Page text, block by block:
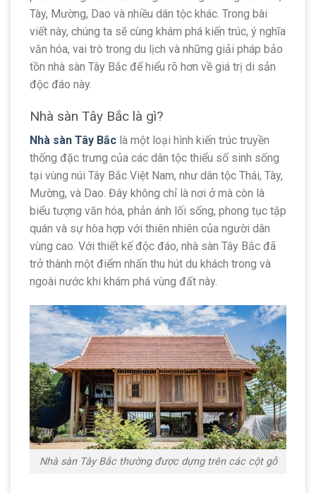
Tày, Mường, Dao và nhiều dân tộc khác. Trong bài
viết này, chúng ta sẽ cùng khám phá kiến trúc, ý nghĩa
văn hóa, vai trò trong du lịch và những giải pháp bảo
tồn nhà sàn Tây Bắc để hiểu rõ hơn về giá trị di sản
độc đáo này.
Nhà sàn Tây Bắc là gì?
Nhà sàn Tây Bắc là một loại hình kiến trúc truyền
thống đặc trưng của các dân tộc thiểu số sinh sống
tại vùng núi Tây Bắc Việt Nam, như dân tộc Thái, Tày,
Mường, và Dao. Đây không chỉ là nơi ở mà còn là
biểu tượng văn hóa, phản ánh lối sống, phong tục tập
quán và sự hòa hợp với thiên nhiên của người dân
vùng cao. Với thiết kế độc đáo, nhà sàn Tây Bắc đã
trở thành một điểm nhấn thu hút du khách trong và
ngoài nước khi khám phá vùng đất này.
Nhà sàn Tây Bắc thường được dựng trên các cột gỗ